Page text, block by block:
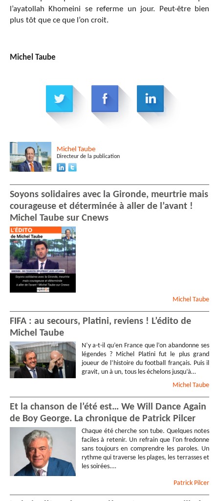
l’ayatollah Khomeini se referme un jour. Peut-être bien
plus tôt que ce que l’on croit.
Michel Taube
Michel Taube
Directeur de la publication
Soyons solidaires avec la Gironde, meurtrie mais
courageuse et déterminée à aller de l’avant !
Michel Taube sur Cnews
Michel Taube
FIFA : au secours, Platini, reviens ! L’édito de
Michel Taube
N’y a-t-il qu’en France que l’on abandonne ses
légendes ? Michel Platini fut le plus grand
joueur de l’histoire du football français. Puis il
gravit, un à un, tous les échelons jusqu’à…
Michel Taube
Et la chanson de l’été est… We Will Dance Again
de Boy George. La chronique de Patrick Pilcer
Chaque été cherche son tube. Quelques notes
faciles à retenir. Un refrain que l’on fredonne
sans toujours en comprendre les paroles. Un
rythme qui traverse les plages, les terrasses et
les soirées.…
Patrick Pilcer